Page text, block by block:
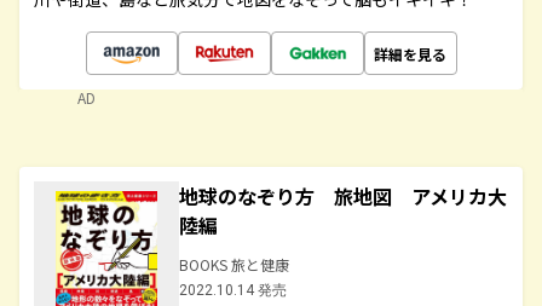
詳細を見る
AD
地球のなぞり方 旅地図 アメリカ大
陸編
BOOKS 旅と健康
2022.10.14 発売